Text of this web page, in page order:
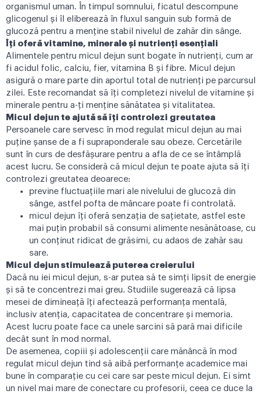
organismul uman. În timpul somnului, ficatul descompune
glicogenul și îl eliberează în fluxul sanguin sub formă de
glucoză pentru a menține stabil nivelul de zahăr din sânge.
Îți oferă vitamine, minerale și nutrienți esențiali
Alimentele pentru micul dejun sunt bogate în nutrienți, cum ar
fi acidul folic, calciu, fier, vitamina B și fibre. Micul dejun
asigură o mare parte din aportul total de nutrienți pe parcursul
zilei. Este recomandat să îți completezi nivelul de vitamine și
minerale pentru a-ți menține sănătatea și vitalitatea.
Micul dejun te ajută să îți controlezi greutatea
Persoanele care servesc în mod regulat micul dejun au mai
puține șanse de a fi supraponderale sau obeze. Cercetările
sunt în curs de desfășurare pentru a afla de ce se întâmplă
acest lucru. Se consideră că micul dejun te poate ajuta să îți
controlezi greutatea deoarece:
previne fluctuațiile mari ale nivelului de glucoză din
sânge, astfel pofta de mâncare poate fi controlată.
micul dejun îți oferă senzația de sațietate, astfel este
mai puțin probabil să consumi alimente nesănătoase, cu
un conținut ridicat de grăsimi, cu adaos de zahăr sau
sare.
Micul dejun stimulează puterea creierului
Dacă nu iei micul dejun, s-ar putea să te simți lipsit de energie
și să te concentrezi mai greu. Studiile sugerează că lipsa
mesei de dimineață îți afectează performanța mentală,
inclusiv atenția, capacitatea de concentrare și memoria.
Acest lucru poate face ca unele sarcini să pară mai dificile
decât sunt în mod normal.
De asemenea, copiii și adolescenții care mănâncă în mod
regulat micul dejun tind să aibă performanțe academice mai
bune în comparație cu cei care sar peste micul dejun. Ei simt
un nivel mai mare de conectare cu profesorii, ceea ce duce la